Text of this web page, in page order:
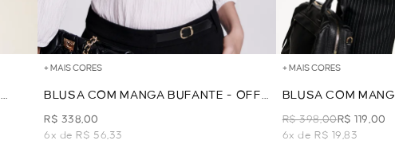
+ MAIS CORES
BLUSA COM MANGA BUFANTE - OFF
WHITE
R$ 338,00
6x de R$ 56,33
+ MAIS CORES
BLUSA COM
PRETO
R$ 398,00R$ 119,00
6x de R$ 19,83